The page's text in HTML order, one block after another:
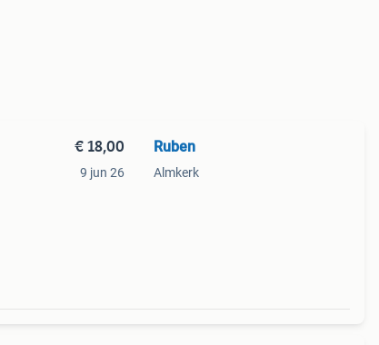
€ 18,00
9 jun 26
Ruben
Almkerk